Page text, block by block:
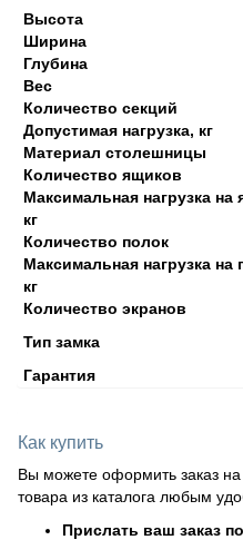
Высота
Ширина
Глубина
Вес
Количество секций
Допустимая нагрузка, кг
Материал столешницы
Количество ящиков
Максимальная нагрузка на
кг
Количество полок
Максимальная нагрузка на
кг
Количество экранов
Тип замка
Гарантия
Как купить
Вы можете оформить заказ на
товара из каталога любым
Прислать ваш заказ